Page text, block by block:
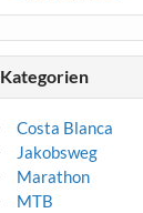
Kategorien
Costa Blanca
Jakobsweg
Marathon
MTB